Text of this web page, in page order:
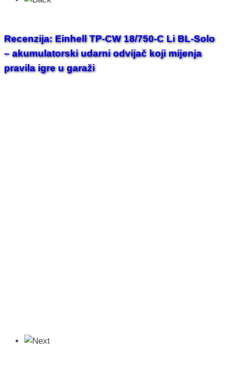
Recenzija: Einhell TP-CW 18/750-C Li BL-Solo
– akumulatorski udarni odvijač koji mijenja
pravila igre u garaži